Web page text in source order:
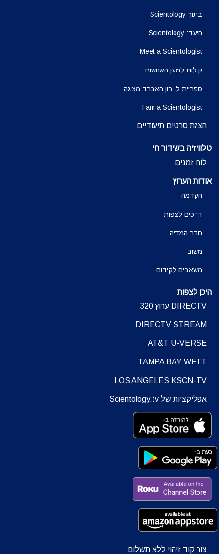
בתוך Scientology
היעד: Scientology
Meet a Scientologist
קולות למען האנושות
ספריית ל. רון האברד מציגה
I am a Scientologist
הצגת סרטים תיעודיים
טלוויזיה בשידור חי
לוח זמנים
אודות הערוץ
הקדמה
דרכים לצפות
חדר המדיה
משוב
משאבים לקידום
היכן לצפות
DIRECTV ערוץ 320
DIRECTV STREAM
AT&T U-VERSE
TAMPA BAY WFTT
LOS ANGELES KSCN-TV
אפליקציות של Scientology.tv
צור קוד זיהוי ללא תשלום